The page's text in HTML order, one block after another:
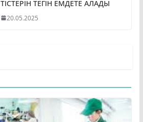
ТІСТЕРІН ТЕГІН ЕМДЕТЕ АЛАДЫ
20.05.2025